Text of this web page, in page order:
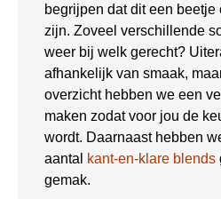
begrijpen dat dit een
zijn. Zoveel verschillende
weer bij welk gerecht?
afhankelijk van smaak,
overzicht hebben we een
maken zodat voor jou de
wordt. Daarnaast hebben
aantal
kant-en-klare blends
gemak.